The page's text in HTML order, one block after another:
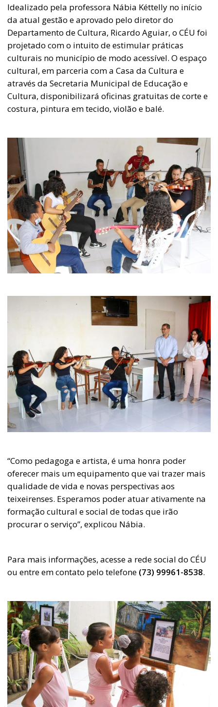
Idealizado pela professora Nábia Kéttelly no início
da atual gestão e aprovado pelo diretor do
Departamento de Cultura, Ricardo Aguiar, o CÉU foi
projetado com o intuito de estimular práticas
culturais no município de modo acessível. O espaço
cultural, em parceria com a Casa da Cultura e
através da Secretaria Municipal de Educação e
Cultura, disponibilizará oficinas gratuitas de corte e
costura, pintura em tecido, violão e balé.
“Como pedagoga e artista, é uma honra poder
oferecer mais um equipamento que vai trazer mais
qualidade de vida e novas perspectivas aos
teixeirenses. Esperamos poder atuar ativamente na
formação cultural e social de todas que irão
procurar o serviço”, explicou Nábia.
Para mais informações, acesse a rede social do CÉU
ou entre em contato pelo telefone (73) 99961-8538.